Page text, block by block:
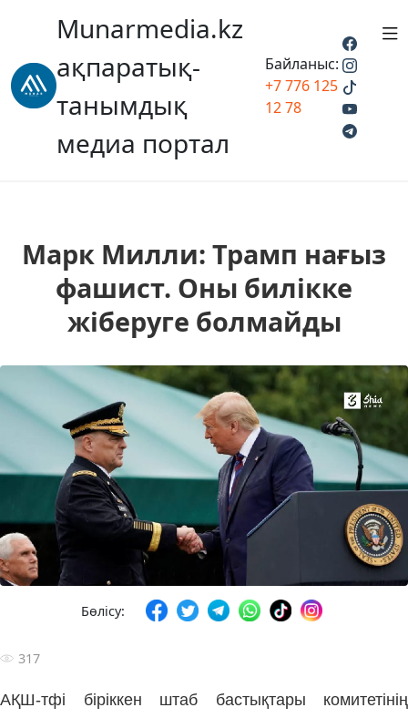
Munarmedia.kz
ақпаратық-
танымдық
медиа портал
Байланыс:
+7 776 125
12 78
Марк Милли: Трамп нағыз
фашист. Оны билікке
жіберуге болмайды
Бөлісу:
317
АҚШ-тфі біріккен штаб бастықтары комитетінің